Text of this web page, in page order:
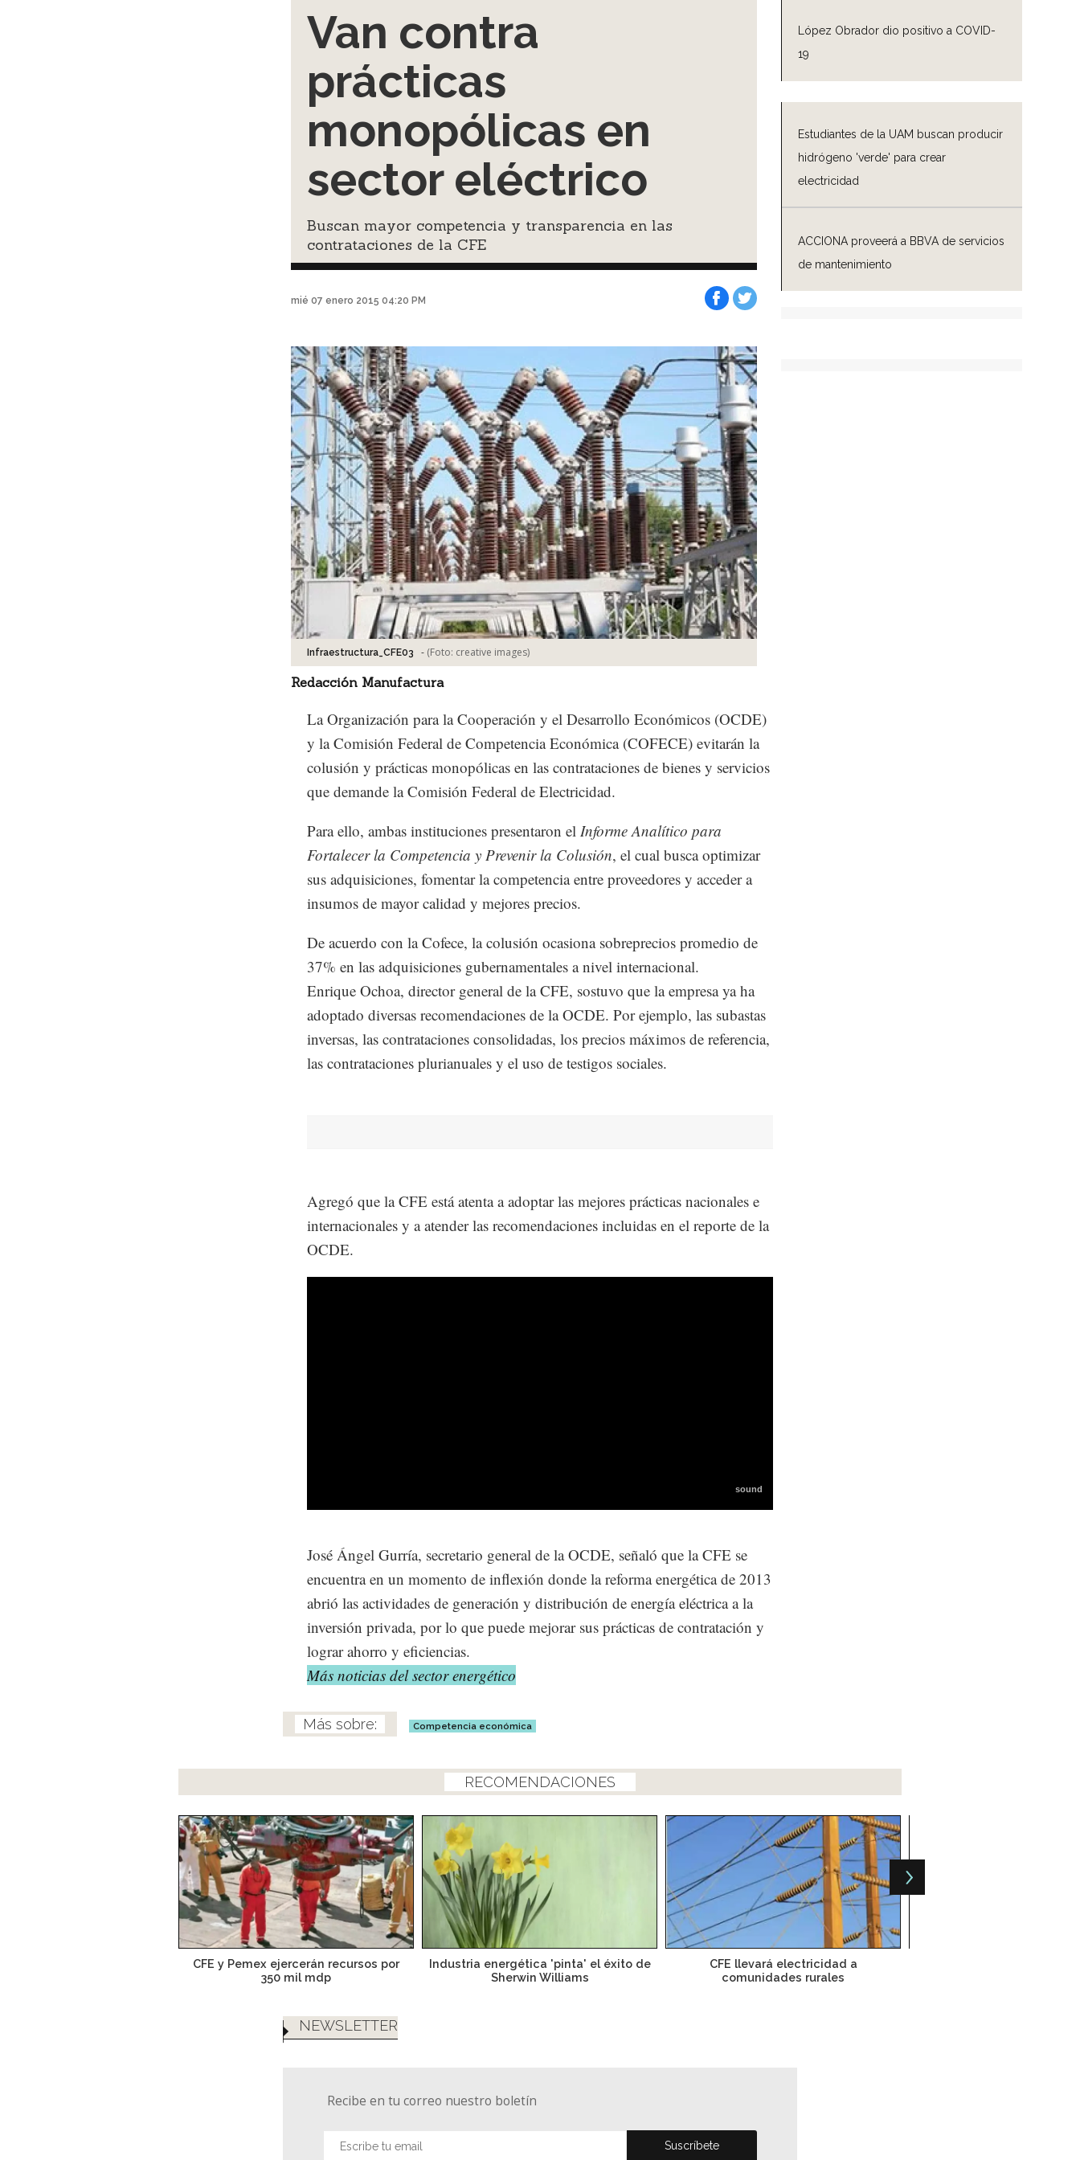
López Obrador dio positivo a COVID-
19
Estudiantes de la UAM buscan producir
hidrógeno 'verde' para crear
electricidad
ACCIONA proveerá a BBVA de servicios
de mantenimiento
Van contra
prácticas
monopólicas en
sector eléctrico
Buscan mayor competencia y transparencia en las
contrataciones de la CFE
mié 07 enero 2015 04:20 PM
Infraestructura_CFE03 - (Foto: creative images)
Redacción Manufactura
La Organización para la Cooperación y el Desarrollo Económicos (OCDE)
y la Comisión Federal de Competencia Económica (COFECE) evitarán la
colusión y prácticas monopólicas en las contrataciones de bienes y servicios
que demande la Comisión Federal de Electricidad.
Para ello, ambas instituciones presentaron el Informe Analítico para
Fortalecer la Competencia y Prevenir la Colusión, el cual busca optimizar
sus adquisiciones, fomentar la competencia entre proveedores y acceder a
insumos de mayor calidad y mejores precios.
De acuerdo con la Cofece, la colusión ocasiona sobreprecios promedio de
37% en las adquisiciones gubernamentales a nivel internacional.
Enrique Ochoa, director general de la CFE, sostuvo que la empresa ya ha
adoptado diversas recomendaciones de la OCDE. Por ejemplo, las subastas
inversas, las contrataciones consolidadas, los precios máximos de referencia,
las contrataciones plurianuales y el uso de testigos sociales.
Agregó que la CFE está atenta a adoptar las mejores prácticas nacionales e
internacionales y a atender las recomendaciones incluidas en el reporte de la
OCDE.
José Ángel Gurría, secretario general de la OCDE, señaló que la CFE se
encuentra en un momento de inflexión donde la reforma energética de 2013
abrió las actividades de generación y distribución de energía eléctrica a la
inversión privada, por lo que puede mejorar sus prácticas de contratación y
lograr ahorro y eficiencias.
Más noticias del sector energético
Competencia económica
RECOMENDACIONES
CFE y Pemex ejercerán recursos por
350 mil mdp
Industria energética 'pinta' el éxito de
Sherwin Williams
CFE llevará electricidad a
comunidades rurales
NEWSLETTER
Recibe en tu correo nuestro boletín